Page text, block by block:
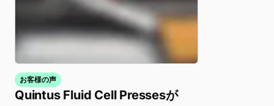
お客様の声
Quintus Fluid Cell Pressesが